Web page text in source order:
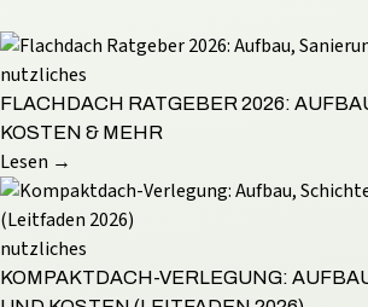
nutzliches
FLACHDACH RATGEBER 2026:
KOSTEN & MEHR
Lesen →
nutzliches
KOMPAKTDACH-VERLEGUNG: